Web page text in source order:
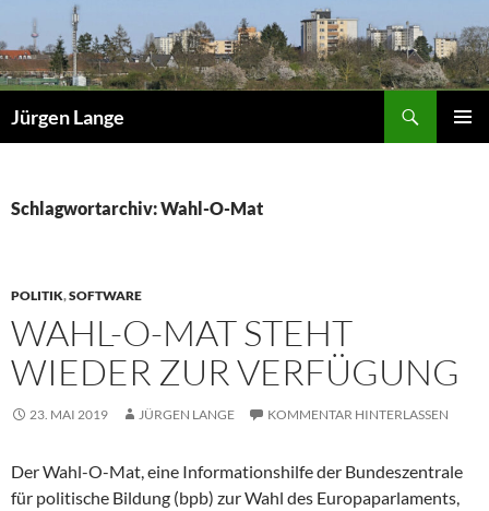
Inhalt
springen
Jürgen Lange
Schlagwortarchiv: Wahl-O-Mat
POLITIK,SOFTWARE
WAHL-O-MAT STEHT
WIEDER ZUR VERFÜGUNG
23. MAI 2019 JÜRGEN LANGE KOMMENTAR HINTERLASSEN
Der Wahl-O-Mat, eine Informationshilfe der Bundeszentrale
für politische Bildung (bpb) zur Wahl des Europaparlaments,